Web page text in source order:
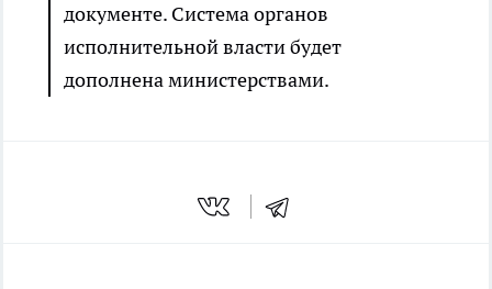
документе. Система органов
исполнительной власти будет
дополнена министерствами.